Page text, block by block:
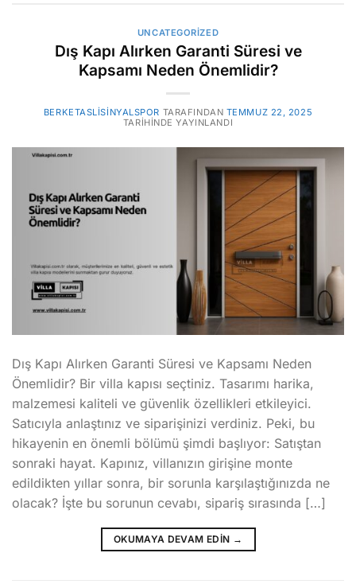
UNCATEGORIZED
Dış Kapı Alırken Garanti Süresi ve
Kapsamı Neden Önemlidir?
BERKETASLISINYALSPOR TARAFINDAN TEMMUZ 22, 2025
TARIHINDE YAYINLANDI
Dış Kapı Alırken Garanti Süresi ve Kapsamı Neden
Önemlidir? Bir villa kapısı seçtiniz. Tasarımı harika,
malzemesi kaliteli ve güvenlik özellikleri etkileyici.
Satıcıyla anlaştınız ve siparişinizi verdiniz. Peki, bu
hikayenin en önemli bölümü şimdi başlıyor: Satıştan
sonraki hayat. Kapınız, villanızın girişine monte
edildikten yıllar sonra, bir sorunla karşılaştığınızda ne
olacak? İşte bu sorunun cevabı, sipariş sırasında […]
OKUMAYA DEVAM EDIN →